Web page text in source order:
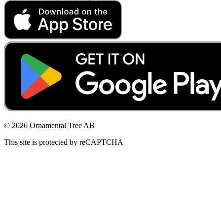
© 2026 Ornamental Tree AB
This site is protected by reCAPTCHA